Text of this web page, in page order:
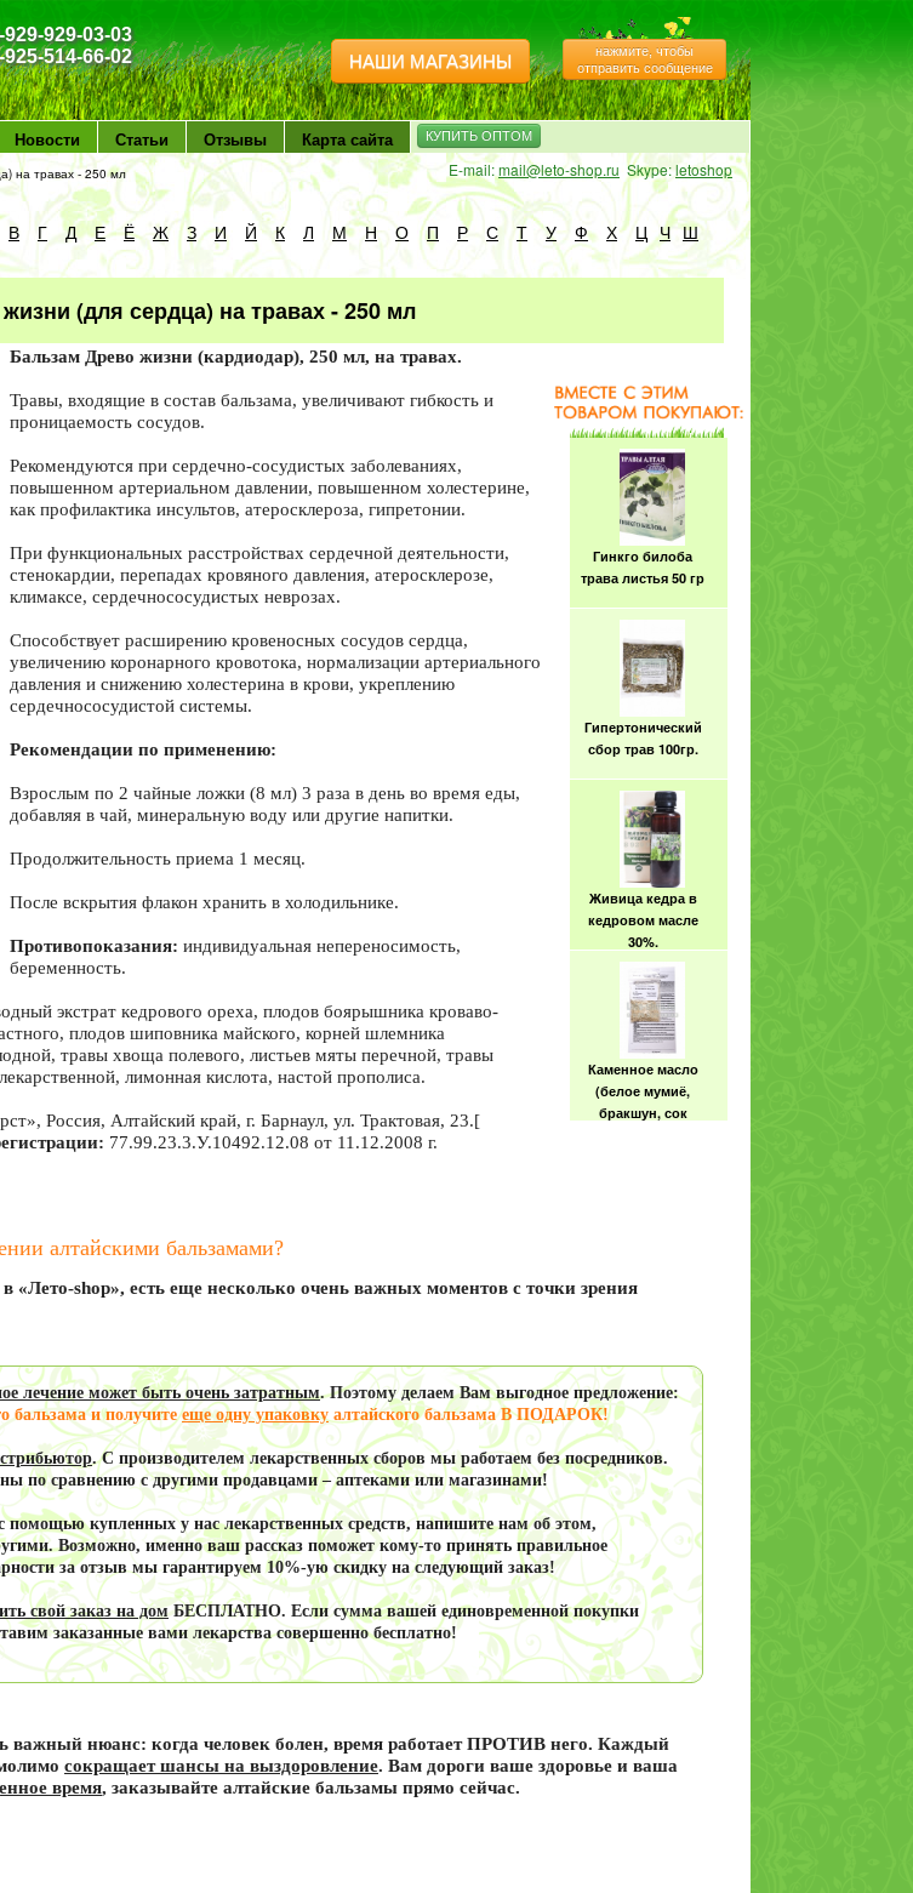
нажмите, чтобы
отправить сообщение
929-929-03-03
925-514-66-02
НАШИ МАГАЗИНЫ
Новости Статьи Отзывы Карта сайта КУПИТЬ ОПТОМ
E-mail:mail@leto-shop.ru Skype:letoshop
на травах - 250 мл
В Г Д Е Ё Ж З И Й К Л М Н О П Р С Т У Ф Х Ц Ч Ш
(для сердца) на травах - 250 мл
Чистые сосуды с
гингко,
сбор трав (для
сосудов) 100гр
Астрагал
шерстистоцветковый
Гинкго билоба
трава листья 50 гр
сбор трав 100гр.
кедровом масле
30%.
Терпентиновый
бальзам. 100мл
Каменное масло
(белое мумиё,
бракшун, сок
скалы), 12гр.
Мумиё алтайское
Сердечно-
Сердечный
монастырский
сбор (для сердца),
100гр
Чистые сосуды с
гингко,
Монастырский
Бальзам Древо жизни (кардиодар), 250 мл, на травах.
Травы, входящие в состав бальзама, увеличивают гибкость и
проницаемость сосудов.
Рекомендуются при сердечно-сосудистых заболеваниях,
повышенном артериальном давлении, повышенном холестерине,
как профилактика инсультов, атеросклероза, гипретонии.
При функциональных расстройствах сердечной деятельности,
стенокардии, перепадах кровяного давления, атеросклерозе,
климаксе, сердечнососудистых неврозах.
Способствует расширению кровеносных сосудов сердца,
увеличению коронарного кровотока, нормализации артериального
давления и снижению холестерина в крови, укреплению
сердечнососудистой системы.
Рекомендации по применению:
Взрослым по 2 чайные ложки (8 мл) 3 раза в день во время еды,
добавляя в чай, минеральную воду или другие напитки.
Продолжительность приема 1 месяц.
После вскрытия флакон хранить в холодильнике.
Противопоказания: индивидуальная непереносимость,
беременность.
экстрат кедрового ореха, плодов боярышника кроваво-
плодов шиповника майского, корней шлемника
травы хвоща полевого, листьев мяты перечной, травы
лимонная кислота, настой прополиса.
Россия, Алтайский край, г. Барнаул, ул. Трактовая, 23.[
77.99.23.3.У.10492.12.08 от 11.12.2008 г.
алтайскими бальзамами?
«Лето-shop», есть еще несколько очень важных моментов с точки зрения
лечение может быть очень затратным. Поэтому делаем Вамвыгодное предложение:
бальзама и получитееще одну упаковку алтайского бальзама В ПОДАРОК!
. С производителем лекарственных сборов мы работаем без посредников.
по сравнению с другими продавцами – аптеками или магазинами!
помощью купленных у нас лекарственных средств, напишите нам об этом,
Возможно, именно ваш рассказ поможет кому-то принять правильное
за отзывмы гарантируем 10%-ую скидку на следующий заказ!
свой заказ на домБЕСПЛАТНО. Если сумма вашей единовременной покупки
заказанные вами лекарства совершенно бесплатно!
важный нюанс: когда человек болен, время работает ПРОТИВ него. Каждый
сокращает шансы на выздоровление. Вам дороги ваше здоровье и ваша
время, заказывайте алтайские бальзамы прямо сейчас.